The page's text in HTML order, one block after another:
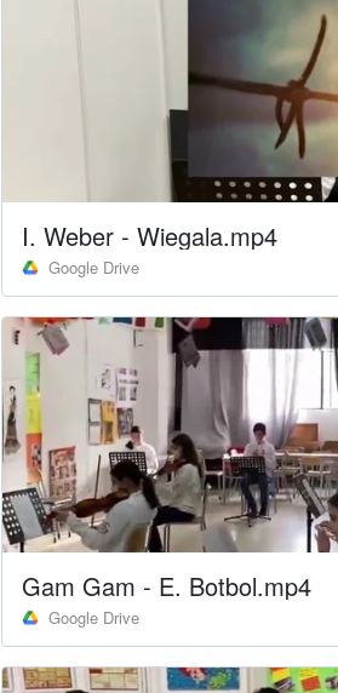
I. Weber - Wiegala.mp4
Google Drive
Gam Gam - E. Botbol.mp4
Google Drive